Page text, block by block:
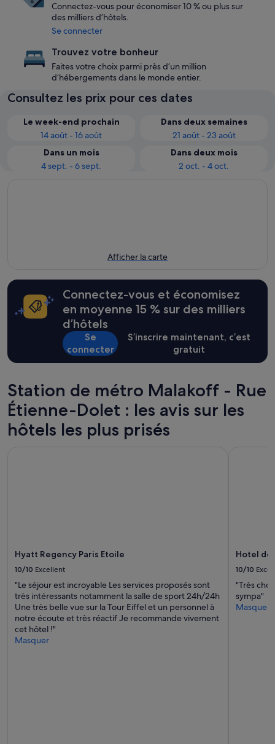
Connectez-vous pour économiser 10 % ou plus sur
des milliers d’hôtels.
Se connecter
Trouvez votre bonheur
Faites votre choix parmi près d’un million
d’hébergements dans le monde entier.
Consultez les prix pour ces dates
Le week-end prochain
14 août - 16 août
Dans deux semaines
21 août - 23 août
Dans un mois
4 sept. - 6 sept.
Dans deux mois
2 oct. - 4 oct.
Afficher la carte
Connectez-vous et économisez
en moyenne 15 % sur des milliers
d’hôtels
Se
connecter
S’inscrire maintenant, c’est
gratuit
Station de métro Malakoff - Rue
Étienne-Dolet : les avis sur les
hôtels les plus prisés
Hyatt Regency Paris Etoile
10/10 Excellent
"Le séjour est incroyable Les services proposés sont
très intéressants notamment la salle de sport 24h/24h
Une très belle vue sur la Tour Eiffel et un personnel à
notre écoute et très réactif Je recommande vivement
cet hôtel !"
Masquer
Hotel de
10/10
"Très
sympa"
Masquer